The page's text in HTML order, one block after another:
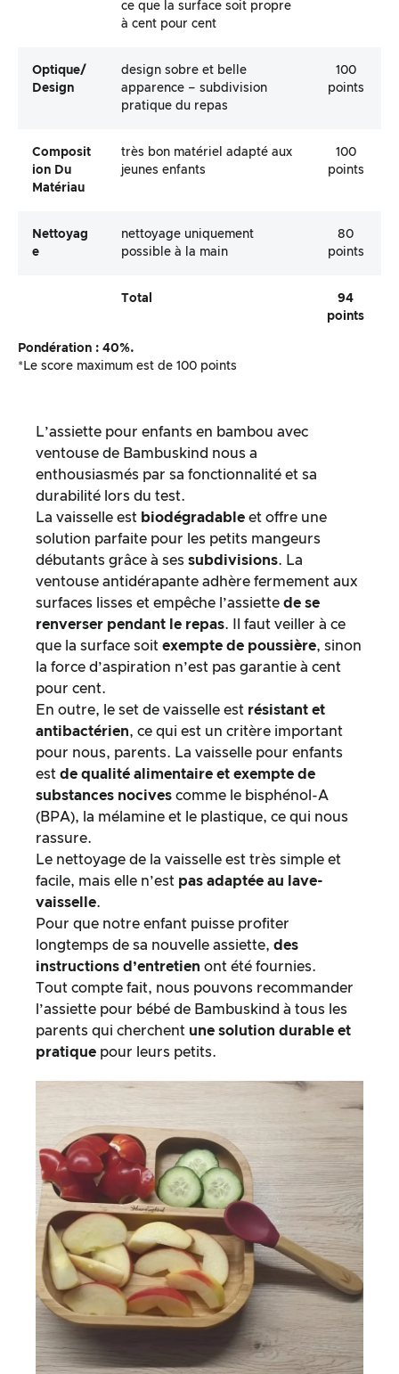
ce que la surface soit propre
à cent pour cent
Optique/
Design
design sobre et belle
apparence – subdivision
pratique du repas
100
points
Composit
Ion Du
Matériau
très bon matériel adapté aux
jeunes enfants
100
points
Nettoyag
E
nettoyage uniquement
possible à la main
80
points
Total
94
points
Pondération : 40%.
*Le score maximum est de 100 points
L’assiette pour enfants en bambou avec
ventouse de Bambuskind nous a
enthousiasmés par sa fonctionnalité et sa
durabilité lors du test.
La vaisselle est biodégradable et offre une
solution parfaite pour les petits mangeurs
débutants grâce à ses subdivisions. La
ventouse antidérapante adhère fermement aux
surfaces lisses et empêche l’assiette de se
renverser pendant le repas. Il faut veiller à ce
que la surface soit exempte de poussière, sinon
la force d’aspiration n’est pas garantie à cent
pour cent.
En outre, le set de vaisselle est résistant et
antibactérien, ce qui est un critère important
pour nous, parents. La vaisselle pour enfants
est de qualité alimentaire et exempte de
substances nocives comme le bisphénol-A
(BPA), la mélamine et le plastique, ce qui nous
rassure.
Le nettoyage de la vaisselle est très simple et
facile, mais elle n’est pas adaptée au lave-
vaisselle.
Pour que notre enfant puisse profiter
longtemps de sa nouvelle assiette, des
instructions d’entretien ont été fournies.
Tout compte fait, nous pouvons recommander
l’assiette pour bébé de Bambuskind à tous les
parents qui cherchent une solution durable et
pratique pour leurs petits.